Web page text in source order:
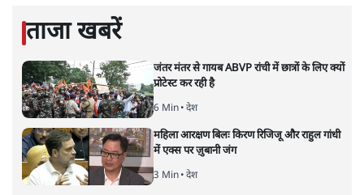
ताजा खबरें
जंतर मंतर से गायब ABVP रांची में छात्रों के लिए क्यों
प्रोटेस्ट कर रही है
6 Min• देश
महिला आरक्षण बिलः किरण रिजिजू और राहुल गांधी
में एक्स पर ज़ुबानी जंग
3 Min• देश